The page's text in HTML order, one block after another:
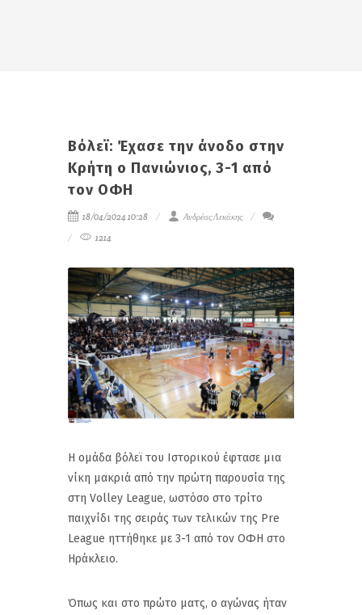
Βόλεϊ: Έχασε την άνοδο στην
Κρήτη ο Πανιώνιος, 3-1 από
τον ΟΦΗ
18/04/2024 10:28
Ανδρέας Λεκάκης
1214
Η ομάδα βόλεϊ του Ιστορικού έφτασε μια
νίκη μακριά από την πρώτη παρουσία της
στη Volley League, ωστόσο στο τρίτο
παιχνίδι της σειράς των τελικών της Pre
League ηττήθηκε με 3-1 από τον ΟΦΗ στο
Ηράκλειο.
Όπως και στο πρώτο ματς, ο αγώνας ήταν